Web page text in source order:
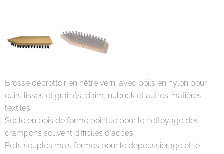
Brosse décrottoir en hêtre verni avec poils en nylon pour
cuirs lisses et grainés, daim, nubuck et autres matières
textiles
Socle en bois de forme pointue pour le nettoyage des
crampons souvent difficiles d'accès
Poils souples mais fermes pour le dépoussiérage et le